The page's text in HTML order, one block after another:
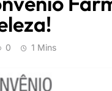
0 1 Mins